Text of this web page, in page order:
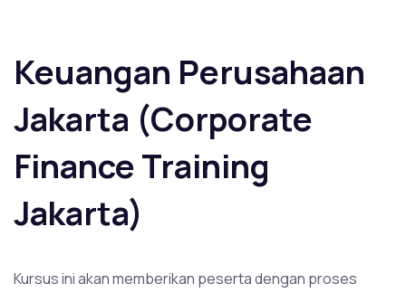
Keuangan Perusahaan
Jakarta (Corporate
FinanceTraining
Jakarta)
Kursus ini akan memberikan peserta dengan proses